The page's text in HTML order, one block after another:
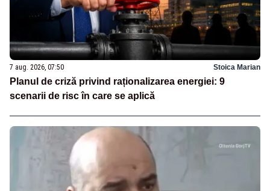
7 aug. 2026, 07:50 Stoica Marian
Planul de criză privind raționalizarea energiei: 9
scenarii de risc în care se aplică